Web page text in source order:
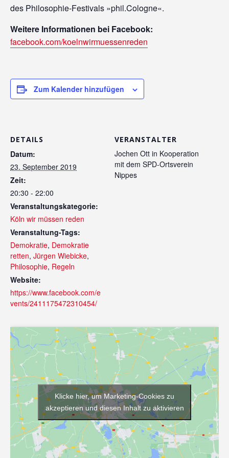
des Philosophie-Festivals »phil.Cologne«.
Weitere Informationen bei Facebook:
facebook.com/koelnwirmuessenreden
Zum Kalender hinzufügen
DETAILS
Datum:
23. September 2019
Zeit:
20:30 - 22:00
Veranstaltungskategorie:
Köln wir müssen reden
Veranstaltung-Tags:
Demokratie, Demokratie
retten, Jürgen Wiebicke,
Philosophie, Regeln
Website:
https://www.facebook.com/e
vents/2411175472310454/
VERANSTALTER
Jochen Ott in Kooperation
mit dem SPD-Ortsverein
Nippes
Klicke hier, um Marketing-Cookies zu
akzeptieren und diesen Inhalt zu aktivieren